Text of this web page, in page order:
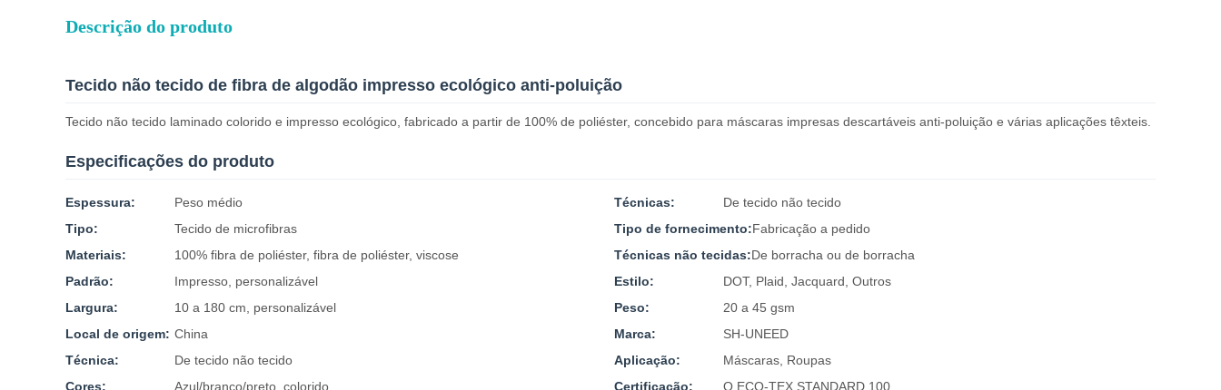
Descrição do produto
Tecido não tecido de fibra de algodão impresso ecológico anti-poluição
Tecido não tecido laminado colorido e impresso ecológico, fabricado a partir de 100% de poliéster, concebido para máscaras impresas descartáveis anti-poluição e várias aplicações têxteis.
Especificações do produto
Espessura: Peso médio Técnicas:
De tecido não tecido
Tipo:
Tecido de microfibras Tipo de fornecimento:Fabricação a pedido
Materiais:
100% fibra de poliéster, fibra de poliéster, viscose Técnicas não tecidas:De borracha ou de borracha
Padrão:
Impresso, personalizável Estilo:
DOT, Plaid, Jacquard, Outros
Largura:
10 a 180 cm, personalizável Peso:
20 a 45 gsm
Local de origem: China Marca:
SH-UNEED
Técnica:
De tecido não tecido Aplicação:
Máscaras, Roupas
Cores:
Azul/branco/preto, colorido Certificação:
O ECO-TEX STANDARD 100